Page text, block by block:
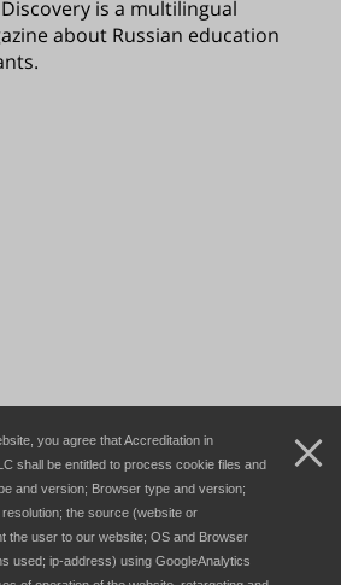
is a multilingual
about Russian education
you agree that Accreditation in
shall be entitled to process cookie files and
and version; Browser type and version;
the source (website or
the user to our website; OS and Browser
used; ip-address) using GoogleAnalytics